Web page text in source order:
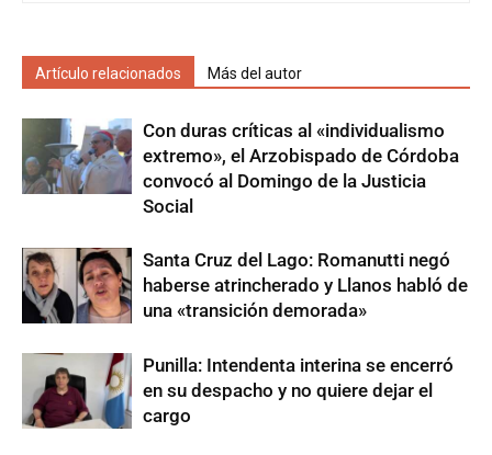
Artículo relacionados Más del autor
Con duras críticas al «individualismo
extremo», el Arzobispado de Córdoba
convocó al Domingo de la Justicia
Social
Santa Cruz del Lago: Romanutti negó
haberse atrincherado y Llanos habló de
una «transición demorada»
Punilla: Intendenta interina se encerró
en su despacho y no quiere dejar el
cargo